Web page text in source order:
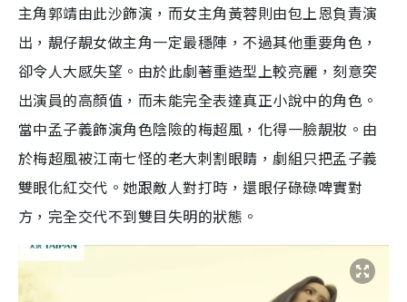
主角郭靖由此沙飾演，而女主角黃蓉則由包上恩負責演
出，靚仔靚女做主角一定最穩陣，不過其他重要角色，
卻令人大感失望。由於此劇著重造型上較亮麗，刻意突
出演員的高顏值，而未能完全表達真正小說中的角色。
當中孟子義飾演角色陰險的梅超風，化得一臉靚妝。由
於梅超風被江南七怪的老大刺割眼睛，劇組只把孟子義
雙眼化紅交代。她跟敵人對打時，還眼仔碌碌啤實對
方，完全交代不到雙目失明的狀態。